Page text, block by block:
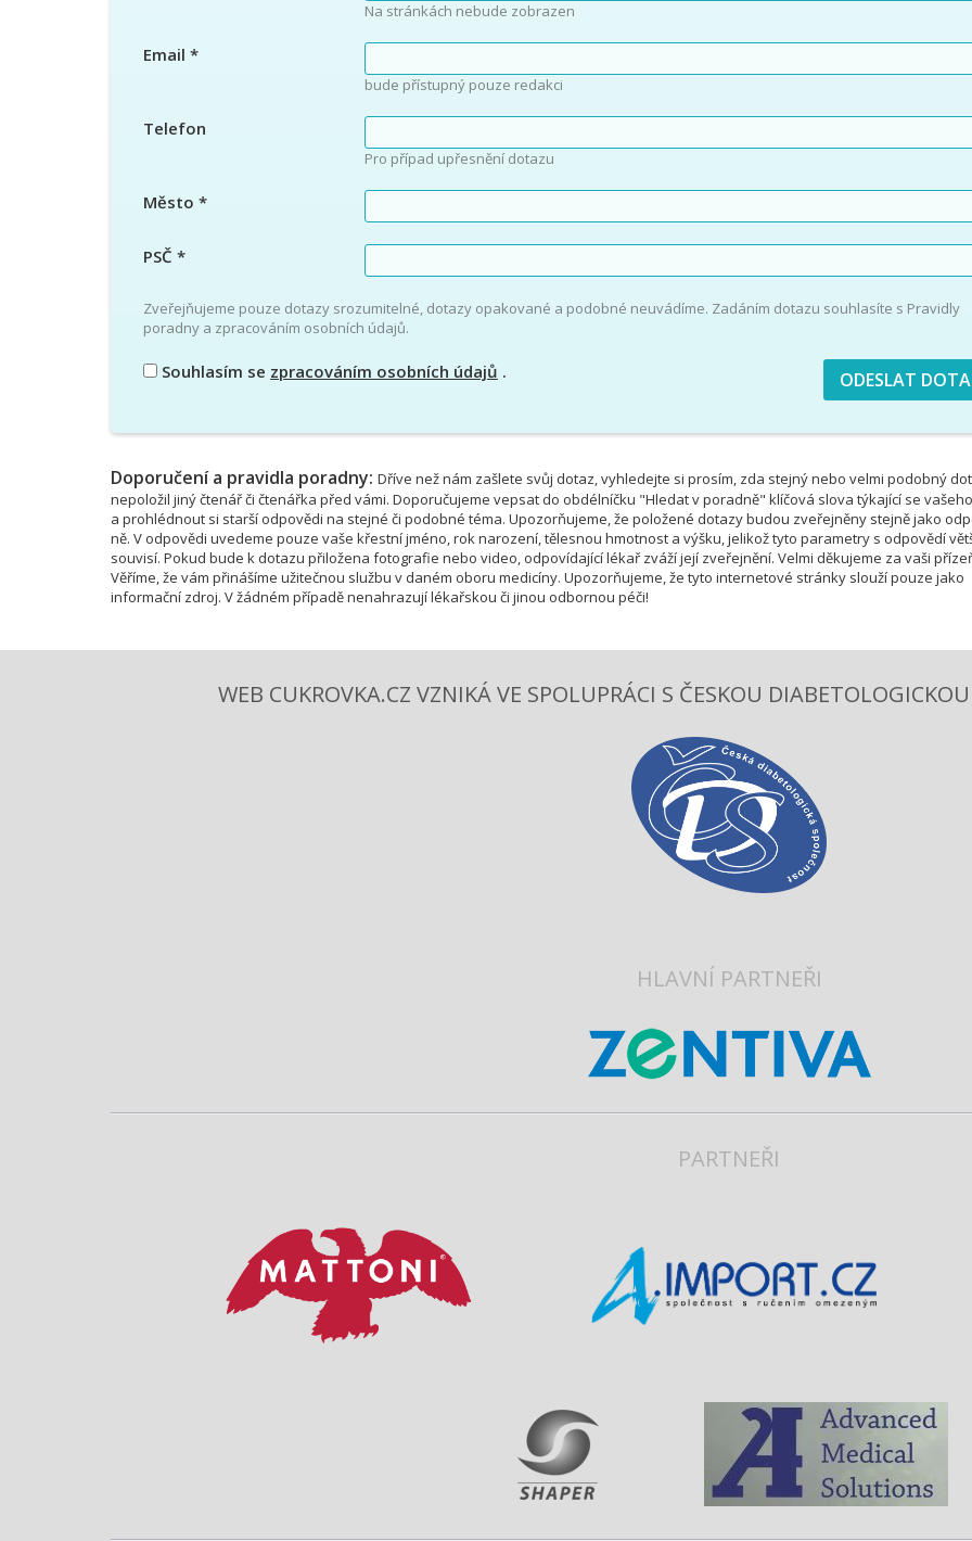
Na stránkách nebude zobrazen
Email *
bude přístupný pouze redakci
Telefon
Pro případ upřesnění dotazu
Město *
PSČ *
Zveřejňujeme pouze dotazy srozumitelné, dotazy opakované a podobné neuvádíme. Zadáním dotazu souhlasíte s Pravidly
poradny a zpracováním osobních údajů.
Souhlasím se zpracováním osobních údajů .
Doporučení a pravidla poradny: Dříve než nám zašlete svůj dotaz, vyhledejte si prosím, zda stejný nebo velmi podobný
nepoložil jiný čtenář či čtenářka před vámi. Doporučujeme vepsat do obdélníčku "Hledat v poradně" klíčová slova týkající se
a prohlédnout si starší odpovědi na stejné či podobné téma. Upozorňujeme, že položené dotazy budou zveřejněny stejně jako
ně. V odpovědi uvedeme pouze vaše křestní jméno, rok narození, tělesnou hmotnost a výšku, jelikož tyto parametry s odpovědí
souvisí. Pokud bude k dotazu přiložena fotografie nebo video, odpovídající lékař zváží její zveřejnění. Velmi děkujeme za vaši
Věříme, že vám přinášíme užitečnou službu v daném oboru medicíny. Upozorňujeme, že tyto internetové stránky slouží pouze jako
informační zdroj. V žádném případě nenahrazují lékařskou či jinou odbornou péči!
WEB CUKROVKA.CZ VZNIKÁ VE SPOLUPRÁCI S ČESKOU
HLAVNÍ PARTNEŘI
PARTNEŘI